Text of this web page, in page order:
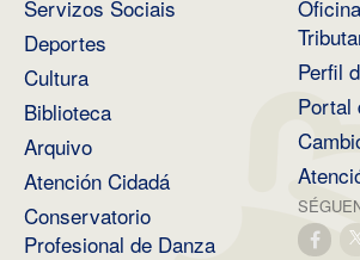
Servizos Sociais
Deportes
Cultura
Biblioteca
Arquivo
Atención Cidadá
Conservatorio
Profesional de Danza
Perfil
Portal